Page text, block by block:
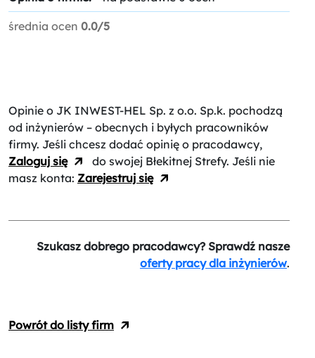
średnia ocen 0.0/5
Opinie o JK INWEST-HEL Sp. z o.o. Sp.k. pochodzą
od inżynierów – obecnych i byłych pracowników
firmy. Jeśli chcesz dodać opinię o pracodawcy,
Zaloguj się
do swojej Błekitnej Strefy. Jeśli nie
masz konta: Zarejestruj się
Szukasz dobrego pracodawcy? Sprawdź nasze
oferty pracy dla inżynierów.
Powrót do listy firm